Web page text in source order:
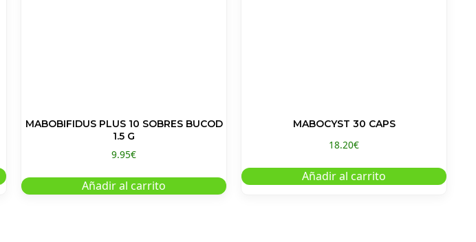
MABOBIFIDUS PLUS 10 SOBRES BUCOD
1.5 G
9.95€
Añadir al carrito
MABOCYST 30 CAPS
18.20€
Añadir al carrito